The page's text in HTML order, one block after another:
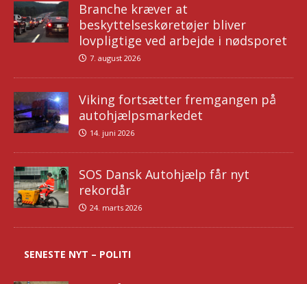
Branche kræver at
beskyttelseskøretøjer bliver
lovpligtige ved arbejde i nødsporet
7. august 2026
Viking fortsætter fremgangen på
autohjælpsmarkedet
14. juni 2026
SOS Dansk Autohjælp får nyt
rekordår
24. marts 2026
SENESTE NYT – POLITI